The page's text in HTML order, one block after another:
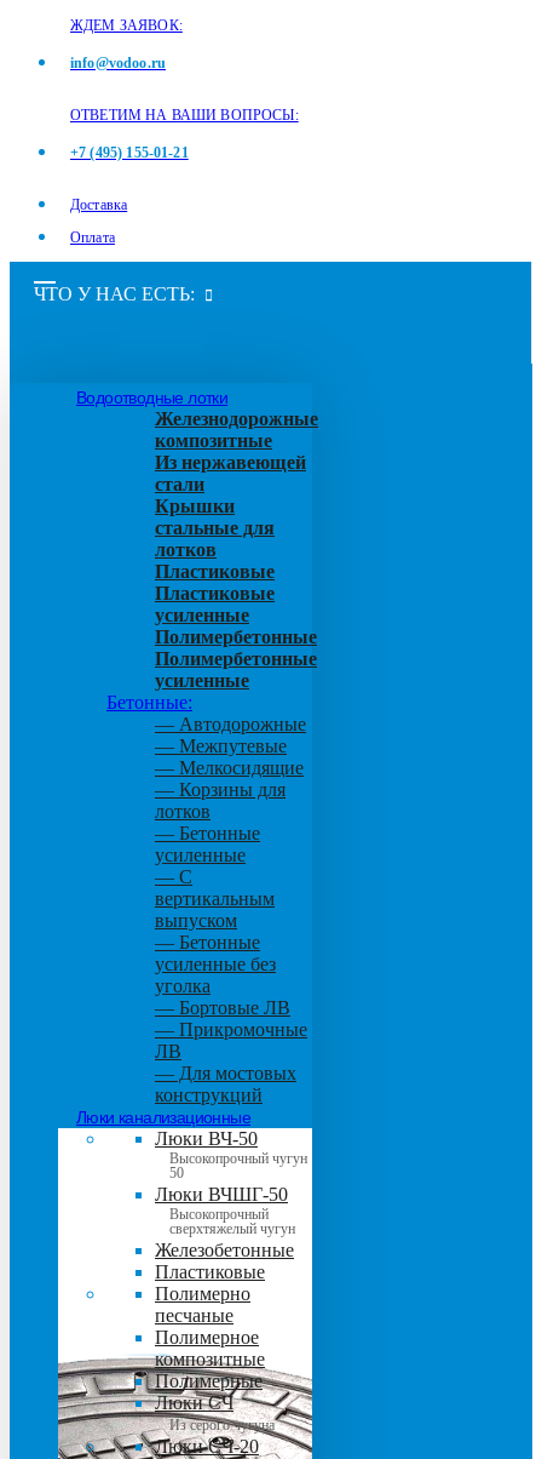
ЖДЕМ ЗАЯВОК:
info@vodoo.ru
ОТВЕТИМ НА ВАШИ ВОПРОСЫ:
+7 (495) 155-01-21
Доставка
Оплата
ЧТО У НАС ЕСТЬ:
Водоотводные лотки
Железнодорожные
композитные
Из нержавеющей
стали
Крышки
стальные для
лотков
Пластиковые
Пластиковые
усиленные
Полимербетонные
Полимербетонные
усиленные
Бетонные:
— Автодорожные
— Межпутевые
— Мелкосидящие
— Корзины для
лотков
— Бетонные
усиленные
— С
вертикальным
выпуском
— Бетонные
усиленные без
уголка
— Бортовые ЛВ
— Прикромочные
ЛВ
— Для мостовых
конструкций
Люки канализационные
Люки ВЧ-50
Высокопрочный чугун
50
Люки ВЧШГ-50
Высокопрочный
сверхтяжелый чугун
Железобетонные
Пластиковые
Полимерно
песчаные
Полимерное
композитные
Полимерные
Люки СЧ
Из серого чугуна
Люки СЧ-20